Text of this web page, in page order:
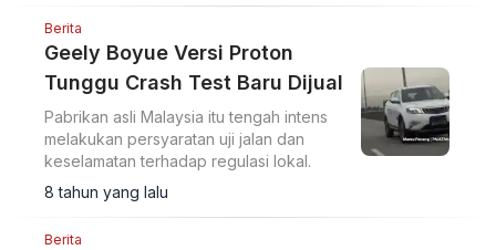
Berita
Geely Boyue Versi Proton
Tunggu Crash Test Baru Dijual
Pabrikan asli Malaysia itu tengah intens
melakukan persyaratan uji jalan dan
keselamatan terhadap regulasi lokal.
8 tahun yang lalu
Berita